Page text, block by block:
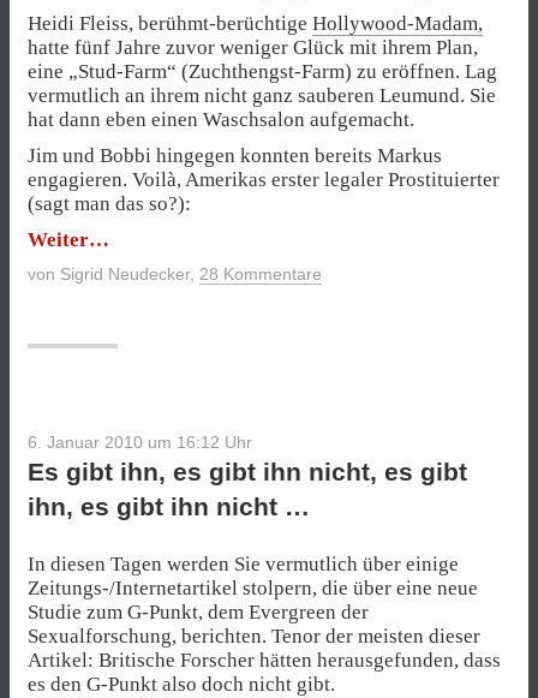
Heidi Fleiss, berühmt-berüchtige Hollywood-Madam,
hatte fünf Jahre zuvor weniger Glück mit ihrem Plan,
eine „Stud-Farm“ (Zuchthengst-Farm) zu eröffnen. Lag
vermutlich an ihrem nicht ganz sauberen Leumund. Sie
hat dann eben einen Waschsalon aufgemacht.
Jim und Bobbi hingegen konnten bereits Markus
engagieren. Voilà, Amerikas erster legaler Prostituierter
(sagt man das so?):
Weiter„Ist
die
Zeit
von Sigrid Neudecker, 28 Kommentare
6. Januar 2010 um 16:12 Uhr
Es gibt ihn, es gibt ihn nicht, es gibt
ihn, es gibt ihn nicht …
In diesen Tagen werden Sie vermutlich über einige
Zeitungs-/Internetartikel stolpern, die über eine neue
Studie zum G-Punkt, dem Evergreen der
Sexualforschung, berichten. Tenor der meisten dieser
Artikel: Britische Forscher hätten herausgefunden, dass
es den G-Punkt also doch nicht gibt.